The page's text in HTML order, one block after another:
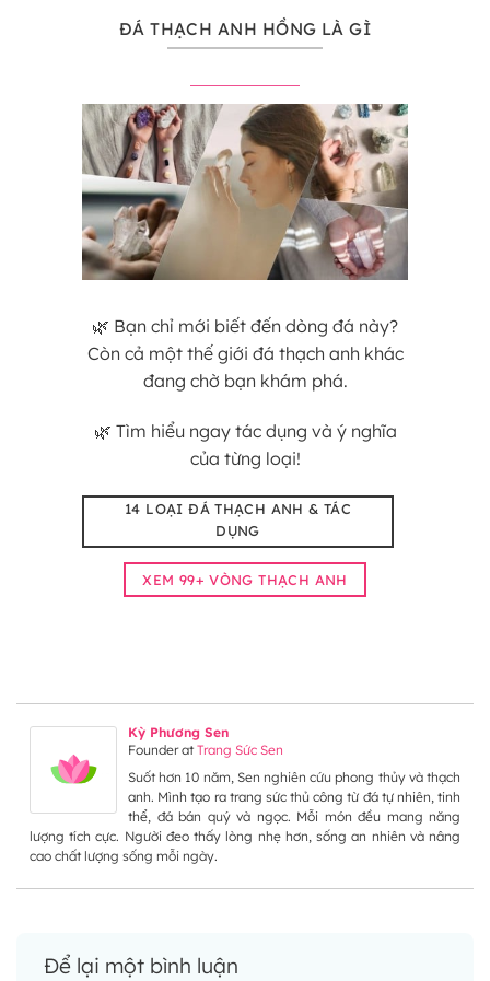
ĐÁ THẠCH ANH HỒNG LÀ GÌ
🌿 Bạn chỉ mới biết đến dòng đá này?
Còn cả một thế giới đá thạch anh khác
đang chờ bạn khám phá.
🌿 Tìm hiểu ngay tác dụng và ý nghĩa
của từng loại!
14 LOẠI ĐÁ THẠCH ANH & TÁC
DỤNG
XEM 99+ VÒNG THẠCH ANH
Kỳ Phương Sen
FounderatTrang Sức Sen
Suốt hơn 10 năm, Sen nghiên cứu phong thủy và thạch
anh. Mình tạo ra trang sức thủ công từ đá tự nhiên, tinh
thể, đá bán quý và ngọc. Mỗi món đều mang năng
lượng tích cực. Người đeo thấy lòng nhẹ hơn, sống an nhiên và nâng
cao chất lượng sống mỗi ngày.
Để lại một bình luận